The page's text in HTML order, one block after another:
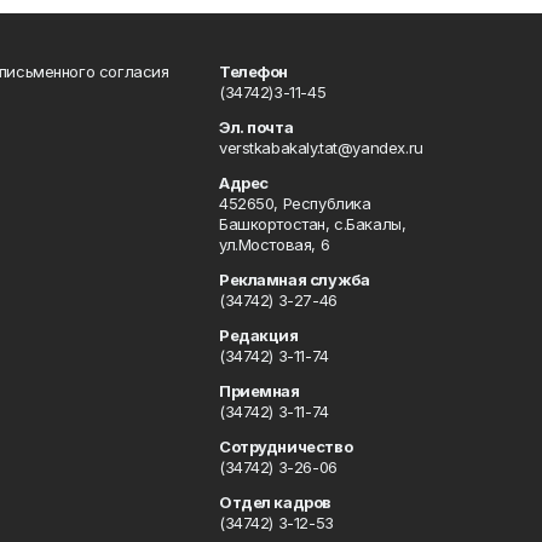
согласия
Телефон
(34742)3-11-45
Эл. почта
verstkabakaly.tat@yandex.ru
Адрес
452650, Республика
Башкортостан, с.Бакалы,
ул.Мостовая, 6
Рекламная служба
(34742) 3-27-46
Редакция
(34742) 3-11-74
Приемная
(34742) 3-11-74
Сотрудничество
(34742) 3-26-06
Отдел кадров
(34742) 3-12-53